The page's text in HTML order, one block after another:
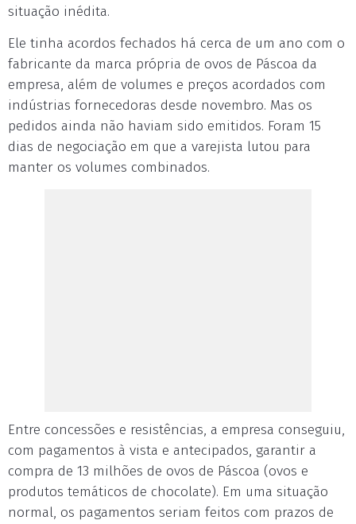
situação inédita.
Ele tinha acordos fechados há cerca de um ano com o
fabricante da marca própria de ovos de Páscoa da
empresa, além de volumes e preços acordados com
indústrias fornecedoras desde novembro. Mas os
pedidos ainda não haviam sido emitidos. Foram 15
dias de negociação em que a varejista lutou para
manter os volumes combinados.
Entre concessões e resistências, a empresa conseguiu,
com pagamentos à vista e antecipados, garantir a
compra de 13 milhões de ovos de Páscoa (ovos e
produtos temáticos de chocolate). Em uma situação
normal, os pagamentos seriam feitos com prazos de